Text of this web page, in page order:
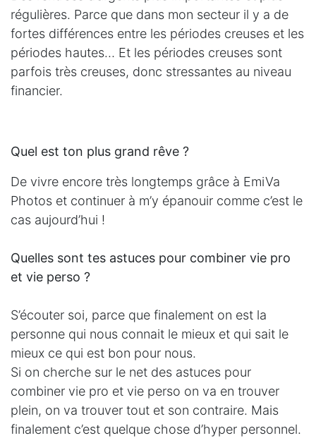
régulières. Parce que dans mon secteur il y a de
fortes différences entre les périodes creuses et les
périodes hautes… Et les périodes creuses sont
parfois très creuses, donc stressantes au niveau
financier.
Quel est ton plus grand rêve ?
De vivre encore très longtemps grâce à EmiVa
Photos et continuer à m’y épanouir comme c’est le
cas aujourd’hui !
Quelles sont tes astuces pour combiner vie pro
et vie perso ?
S’écouter soi, parce que finalement on est la
personne qui nous connait le mieux et qui sait le
mieux ce qui est bon pour nous.
Si on cherche sur le net des astuces pour
combiner vie pro et vie perso on va en trouver
plein, on va trouver tout et son contraire. Mais
finalement c’est quelque chose d’hyper personnel.